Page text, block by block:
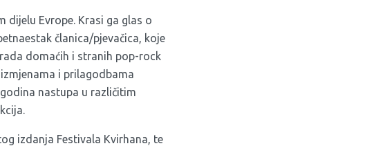
dijelu Evrope. Krasi ga glas o
članica/pjevačica, koje
domaćih i stranih pop-rock
i prilagodbama
nastupa u različitim
izdanja Festivala Kvirhana, te